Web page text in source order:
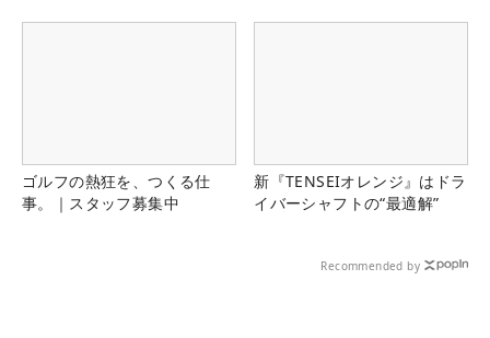
ゴルフの熱狂を、つくる仕
事。｜スタッフ募集中
新『TENSEIオレンジ』はドラ
イバーシャフトの“最適解”
Recommended by